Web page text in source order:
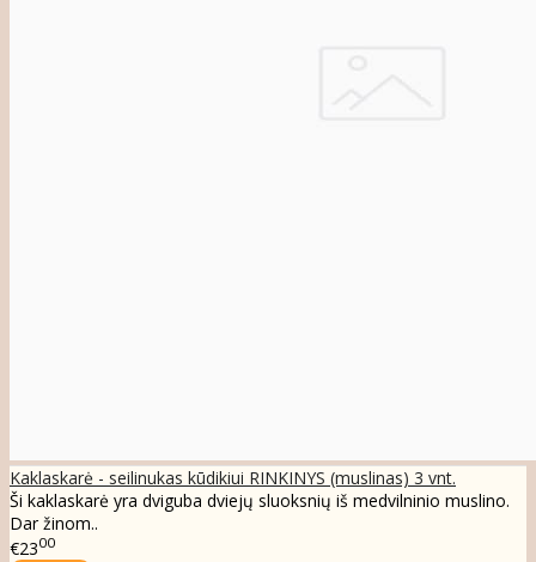
Kaklaskarė - seilinukas kūdikiui RINKINYS (muslinas) 3 vnt.
Ši kaklaskarė yra dviguba dviejų sluoksnių iš medvilninio muslino.
Dar žinom..
€2300